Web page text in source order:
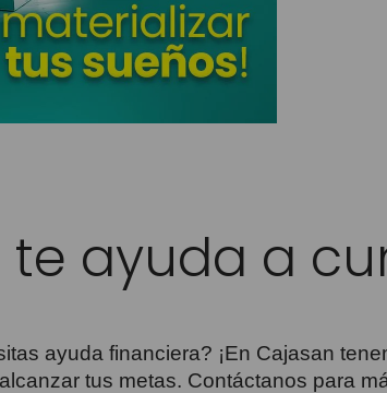
ayuda a
ayuda financiera? ¡En Cajasan
tus metas. Contáctanos para